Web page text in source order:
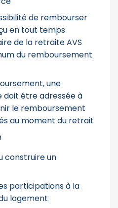
de rembourser
en tout temps
de la retraite AVS
du remboursement
une
doit être adressée à
le remboursement
au moment du retrait
construire un
participations à la
logement